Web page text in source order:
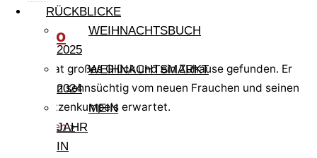
RÜCKBLICKE
WEIHNACHTSBUCH
2025
WEIHNACHTSMARKT
2024
MEIN
JAHR
IN
Cirillino
Cirillino hat großes Glück und ein Zuhause gefunden. Er
wird schon sehnsüchtig vom neuen Frauchen und seinen
neuen Katzenkumpels erwartet.
weiterlesen »